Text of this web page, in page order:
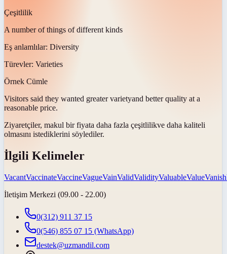
Çeşitlilik
A number of things of different kinds
Eş anlamlılar: Diversity
Türevler: Varieties
Örnek Cümle
Visitors said they wanted greater varietyand better quality at a
reasonable price.
Ziyaretçiler, makul bir fiyata daha fazla çeşitlilikve daha kaliteli
olmasını istediklerini söylediler.
İlgili Kelimeler
VacantVaccinateVaccineVagueVainValidValidityValuableValueVanish
İletişim Merkezi (09.00 - 22.00)
0(312) 911 37 15
0(546) 855 07 15 (WhatsApp)
destek@uzmandil.com